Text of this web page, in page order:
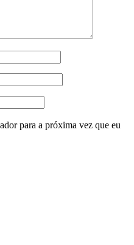
para a próxima vez que eu